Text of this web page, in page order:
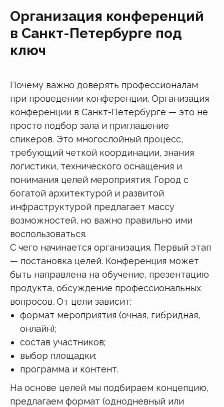
Организация конференций
в Санкт-Петербурге под
ключ
Почему важно доверять профессионалам
при проведении конференции. Организация
конференции в Санкт-Петербурге — это не
просто подбор зала и приглашение
спикеров. Это многослойный процесс,
требующий четкой координации, знания
логистики, технического оснащения и
понимания целей мероприятия. Город с
богатой архитектурой и развитой
инфраструктурой предлагает массу
возможностей, но важно правильно ими
воспользоваться.
С чего начинается организация. Первый этап
— постановка целей. Конференция может
быть направлена на обучение, презентацию
продукта, обсуждение профессиональных
вопросов. От цели зависит:
формат мероприятия (очная, гибридная,
онлайн);
состав участников;
выбор площадки;
программа и контент.
На основе целей мы подбираем концепцию,
предлагаем формат (однодневный или